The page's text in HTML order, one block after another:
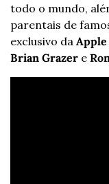
todo o mundo,
parentais de
exclusivo da Apple
Brian Grazer e